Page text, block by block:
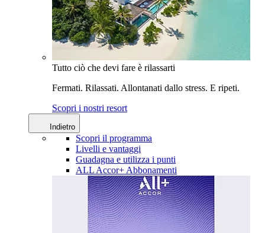
Tutto ciò che devi fare è rilassarti
Fermati. Rilassati. Allontanati dallo stress. E ripeti.
Scopri i nostri resort
Indietro
Scopri il programma
Livelli e vantaggi
Guadagna e utilizza i punti
ALL Accor+ Abbonamenti